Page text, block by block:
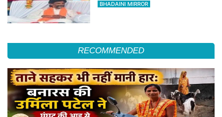
BHADAINI MIRROR
RECOMMENDED